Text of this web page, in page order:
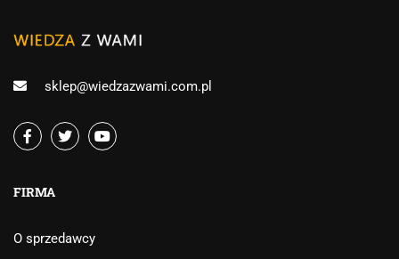
sklep@wiedzazwami.com.pl
FIRMA
O sprzedawcy